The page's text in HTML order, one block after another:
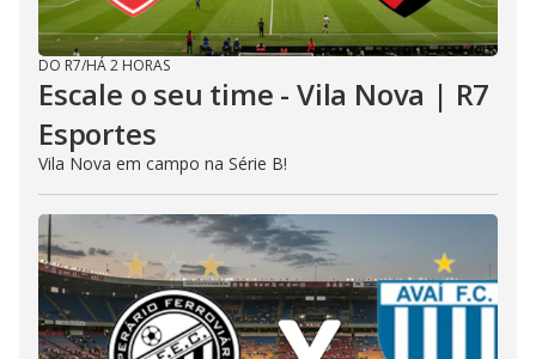
DO R7/HÁ 2 HORAS
Escale o seu time - Vila Nova | R7
Esportes
Vila Nova em campo na Série B!